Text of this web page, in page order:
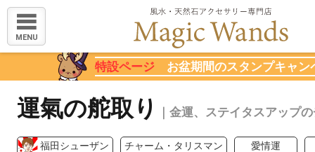
MENU
特設ページ お盆期間のスタンプキャン
運氣の舵取り ｜金運、ステイタスアップ
福田シューザン チャーム・タリスマン 愛情運